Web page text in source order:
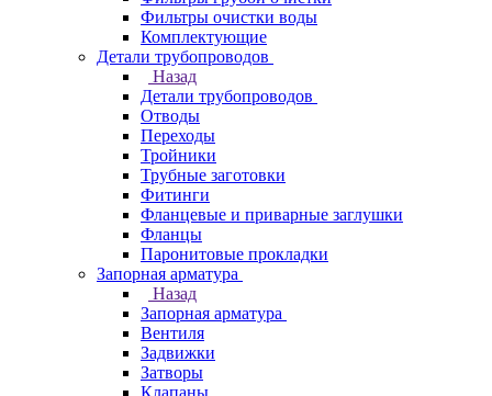
Фильтры очистки воды
Комплектующие
Детали трубопроводов
Назад
Детали трубопроводов
Отводы
Переходы
Тройники
Трубные заготовки
Фитинги
Фланцевые и приварные заглушки
Фланцы
Паронитовые прокладки
Запорная арматура
Назад
Запорная арматура
Вентиля
Задвижки
Затворы
Клапаны